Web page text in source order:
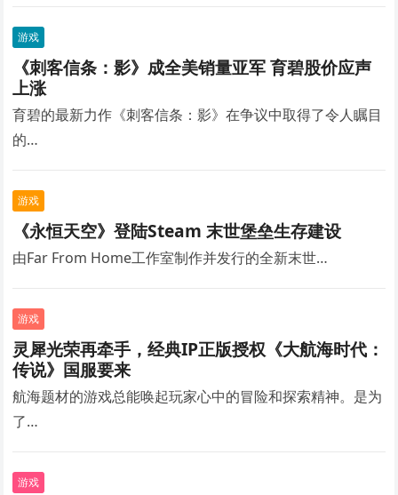
游戏
《刺客信条：影》成全美销量亚军 育碧股价应声
上涨
育碧的最新力作《刺客信条：影》在争议中取得了令人瞩目
的…
游戏
《永恒天空》登陆Steam 末世堡垒生存建设
由Far From Home工作室制作并发行的全新末世…
游戏
灵犀光荣再牵手，经典IP正版授权《大航海时代：
传说》国服要来
航海题材的游戏总能唤起玩家心中的冒险和探索精神。是为
了…
游戏